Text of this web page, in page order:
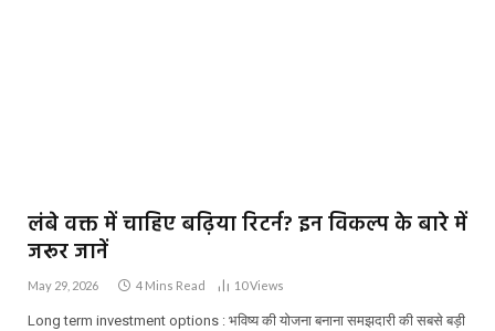
लंबे वक्त में चाहिए बढ़िया रिटर्न? इन विकल्प के बारे में
जरूर जानें
May 29, 2026 4 Mins Read 10Views
Long term investment options : भविष्य की योजना बनाना समझदारी की सबसे बड़ी